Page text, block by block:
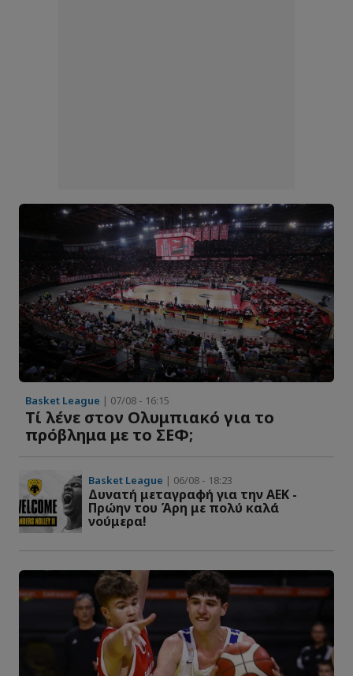
Basket League | 07/08 - 16:15
Τί λένε στον Ολυμπιακό για το
πρόβλημα με το ΣΕΦ;
Basket League | 06/08 - 18:23
Δυνατή μεταγραφή για την ΑΕΚ -
Πρώην του Άρη με πολύ καλά
νούμερα!